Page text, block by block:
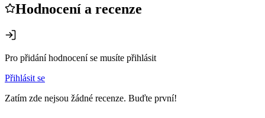
Hodnocení a recenze
Pro přidání hodnocení se musíte přihlásit
Přihlásit se
Zatím zde nejsou žádné recenze. Buďte první!